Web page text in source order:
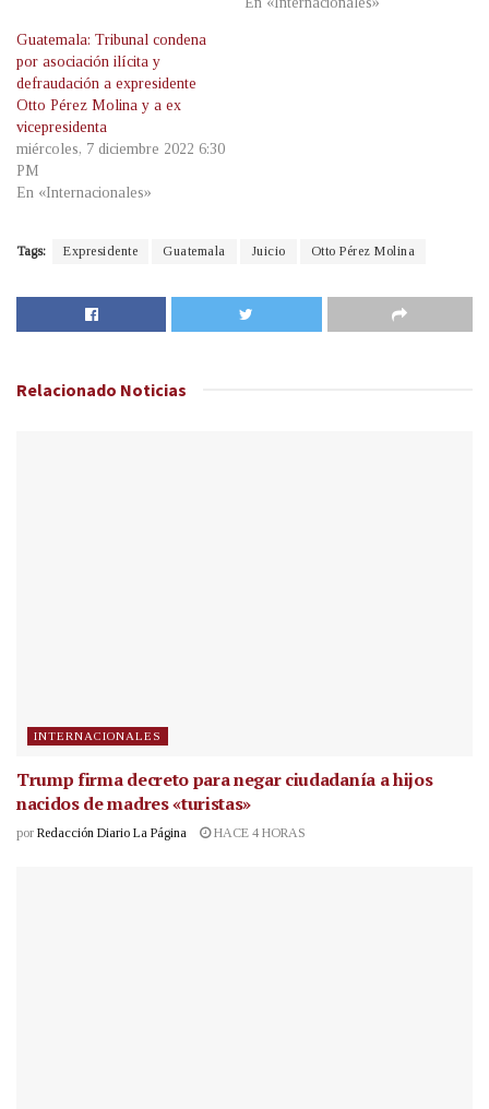
Guatemala: Tribunal condena
por asociación ilícita y
defraudación a expresidente
Otto Pérez Molina y a ex
vicepresidenta
miércoles, 7 diciembre 2022 6:30
PM
En «Internacionales»
Tags: Expresidente Guatemala Juicio Otto Pérez Molina
Relacionado Noticias
INTERNACIONALES
Trump firma decreto para negar ciudadanía a hijos
nacidos de madres «turistas»
por Redacción Diario La Página HACE 4 HORAS